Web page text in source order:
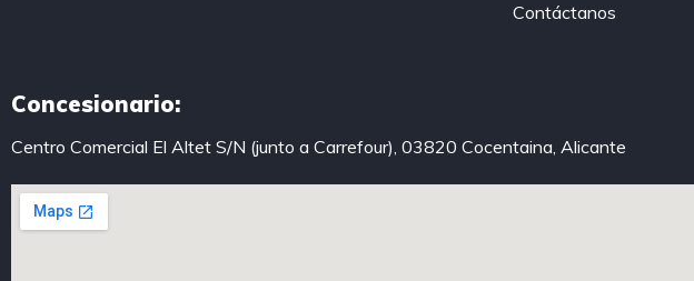
Contáctanos
Concesionario:
Centro Comercial El Altet S/N (junto a Carrefour), 03820 Cocentaina, Alicante